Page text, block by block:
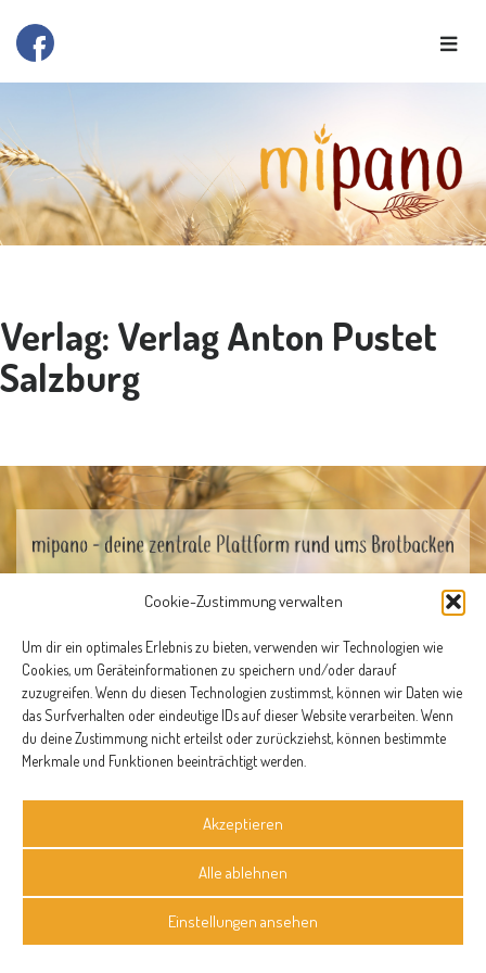
Cookie-Zustimmung verwalten
Um dir ein optimales Erlebnis zu bieten, verwenden wir Technologien wie
Cookies, um Geräteinformationen zu speichern und/oder darauf
zuzugreifen. Wenn du diesen Technologien zustimmst, können wir Daten wie
das Surfverhalten oder eindeutige IDs auf dieser Website verarbeiten. Wenn
du deine Zustimmung nicht erteilst oder zurückziehst, können bestimmte
Merkmale und Funktionen beeinträchtigt werden.
Akzeptieren
Alle ablehnen
Einstellungen ansehen
Verlag: Verlag Anton Pustet
Salzburg
Datenschutzerklärung Impressum
© 2026 mipano